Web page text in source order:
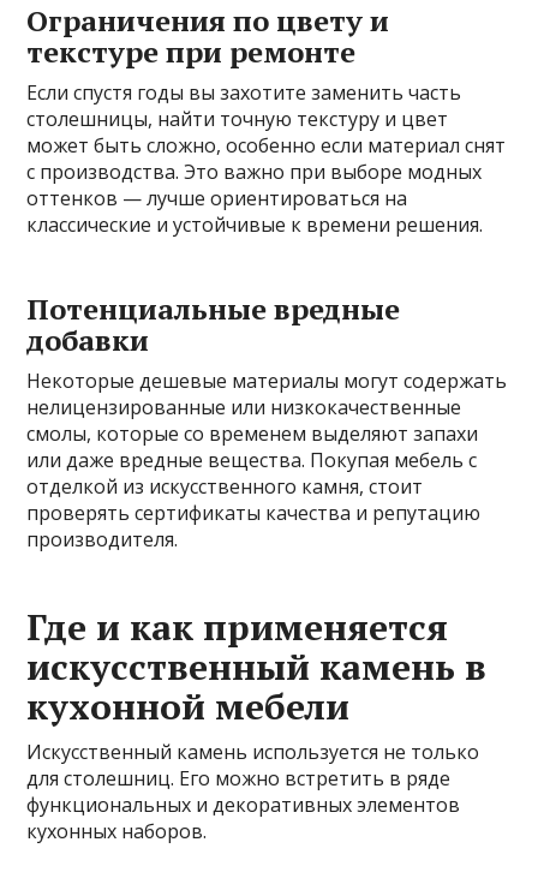
Ограничения по цвету и
текстуре при ремонте
Если спустя годы вы захотите заменить часть
столешницы, найти точную текстуру и цвет
может быть сложно, особенно если материал снят
с производства. Это важно при выборе модных
оттенков — лучше ориентироваться на
классические и устойчивые к времени решения.
Потенциальные вредные
добавки
Некоторые дешевые материалы могут содержать
нелицензированные или низкокачественные
смолы, которые со временем выделяют запахи
или даже вредные вещества. Покупая мебель с
отделкой из искусственного камня, стоит
проверять сертификаты качества и репутацию
производителя.
Где и как применяется
искусственный камень в
кухонной мебели
Искусственный камень используется не только
для столешниц. Его можно встретить в ряде
функциональных и декоративных элементов
кухонных наборов.